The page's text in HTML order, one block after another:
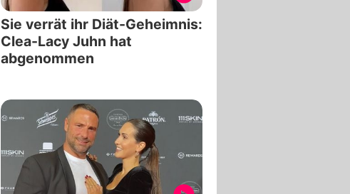
Sie verrät ihr Diät-Geheimnis:
Clea-Lacy Juhn hat
abgenommen